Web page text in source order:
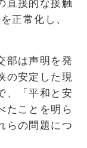
直接的な接触
正常化し、
部は声明を発
の安定した現
、「平和と安
たことを明ら
らの問題につ